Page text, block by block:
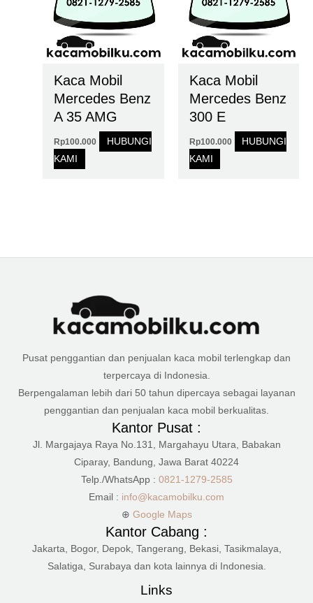
Kaca Mobil
Mercedes Benz
A 35 AMG
Rp100.000
HUBUNGI
KAMI
Kaca Mobil
Mercedes Benz
300 E
Rp100.000
HUBUNGI
KAMI
Pusat penggantian dan penjualan kaca mobil terlengkap dan
terpercaya di Indonesia.
Berpengalaman lebih dari 50 tahun dipercaya sebagai layanan
penggantian dan penjualan kaca mobil berkualitas.
Kantor Pusat :
Jl. Margajaya Raya No.131, Margahayu Utara, Babakan
Ciparay, Bandung, Jawa Barat 40224
Telp./WhatsApp : 0821-1279-2585
Email : info@kacamobilku.com
⊕ Google Maps
Kantor Cabang :
Jakarta, Bogor, Depok, Tangerang, Bekasi, Tasikmalaya,
Salatiga, Surabaya dan kota lainnya di Indonesia.
Links